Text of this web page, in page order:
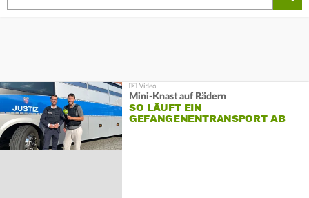
Mini-Knast auf Rädern
SO LÄUFT EIN
GEFANGENENTRANSPORT AB